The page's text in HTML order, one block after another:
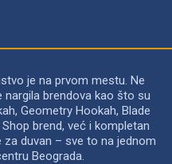
je na prvom mestu. Ne
brendova kao što su
Geometry Hookah, Blade
brend, već i kompletan
duvan – sve to na jednom
Beograda.